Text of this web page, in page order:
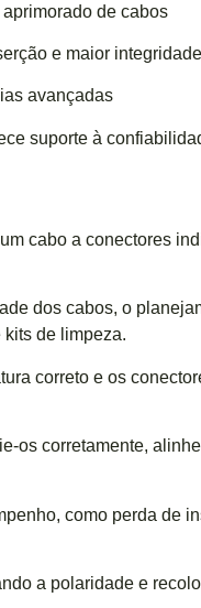
de cabos
e maior
avançadas
suporte à
cabo a conectores
dos cabos, o
kits de limpeza.
correto e os
os corretamente,
como perda de
a polaridade e